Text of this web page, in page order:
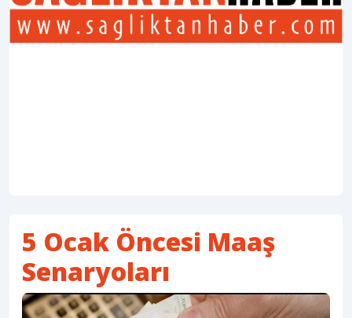
5 Ocak Öncesi Maaş
Senaryoları